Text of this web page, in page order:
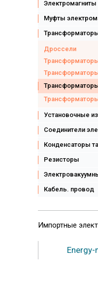
Электромагниты
Муфты
Дроссели
Установочные
Соединители
Конденсаторы
Резисторы
Кабель. провод
Импортные
Energy-